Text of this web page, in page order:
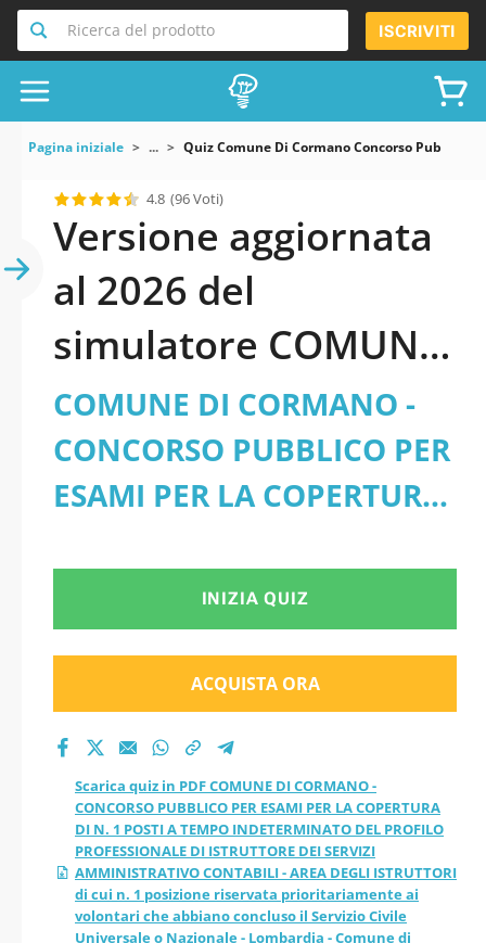
Ricerca del prodotto ISCRIVITI
Pagina iniziale ... Quiz Comune Di Cormano Concorso
4.8 (96 Voti)
Versione aggiornata
al 2026 del
simulatore COMUNE
DI CORMANO -
CONCORSO
PUBBLICO PER ESAMI
PER LA COPERTURA
DI N. 1 POSTI A
TEMPO
INDETERMINATO DEL
PROFILO
PROFESSIONALE DI
ISTRUTTORE DEI
COMUNE DI CORMANO -
CONCORSO PUBBLICO PER
ESAMI PER LA COPERTURA
INDETERMINATO DEL
PROFILO PROFESSIONALE
DI ISTRUTTORE DEI SERVIZI
AMMINISTRATIVO
CONTABILI - AREA DEGLI
ISTRUTTORI di cui n. 1
posizione riservata
prioritariamente ai
INIZIA QUIZ
ACQUISTA ORA
Scarica quiz in PDF COMUNE DI CORMANO -
CONCORSO PUBBLICO PER ESAMI PER LA COPERTURA
DI N. 1 POSTI A TEMPO INDETERMINATO DEL PROFILO
PROFESSIONALE DI ISTRUTTORE DEI SERVIZI
AMMINISTRATIVO CONTABILI - AREA DEGLI ISTRUTTORI
di cui n. 1 posizione riservata prioritariamente ai
volontari che abbiano concluso il Servizio Civile
Universale o Nazionale - Lombardia - Comune di